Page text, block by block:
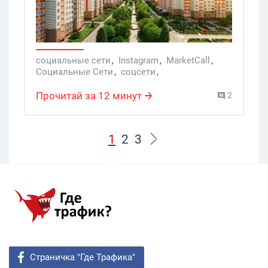
социальные сети, Instagram, MarketCall
,
Социальные Сети, соцсети,
настройки рекламных кампаний
Прочитай за 12 минут 2
1 2 3
Страничка "Где Трафика"